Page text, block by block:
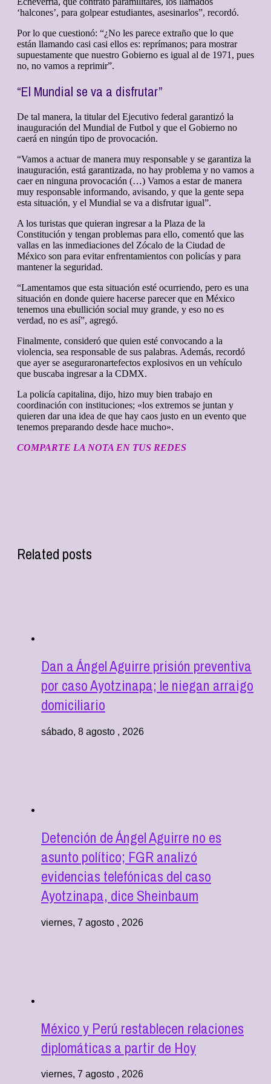
‘halcones’, para golpear estudiantes, asesinarlos”, recordó.
Por lo que cuestionó: “¿No les parece extraño que lo que
están llamando casi casi ellos es: reprímanos; para mostrar
supuestamente que nuestro Gobierno es igual al de 1971, pues
no, no vamos a reprimir”.
“El Mundial se va a disfrutar”
De tal manera, la titular del Ejecutivo federal garantizó la
inauguración del Mundial de Futbol y que el Gobierno no
caerá en ningún tipo de provocación.
“Vamos a actuar de manera muy responsable y se garantiza la
inauguración, está garantizada, no hay problema y no vamos a
caer en ninguna provocación (…) Vamos a estar de manera
muy responsable informando, avisando, y que la gente sepa
esta situación, y el Mundial se va a disfrutar igual”.
A los turistas que quieran ingresar a la Plaza de la
Constitución y tengan problemas para ello, comentó que las
vallas en las inmediaciones del Zócalo de la Ciudad de
México son para evitar enfrentamientos con policías y para
mantener la seguridad.
“Lamentamos que esta situación esté ocurriendo, pero es una
situación en donde quiere hacerse parecer que en México
tenemos una ebullición social muy grande, y eso no es
verdad, no es así”, agregó.
Finalmente, consideró que quien esté convocando a la
violencia, sea responsable de sus palabras. Además, recordó
que ayer se aseguraronartefectos explosivos en un vehículo
que buscaba ingresar a la CDMX.
La policía capitalina, dijo, hizo muy bien trabajo en
coordinación con instituciones; «los extremos se juntan y
quieren dar una idea de que hay caos justo en un evento que
tenemos preparando desde hace mucho».
COMPARTE LA NOTA EN TUS REDES
Related posts
Dan a Ángel Aguirre prisión preventiva
por caso Ayotzinapa; le niegan arraigo
domiciliario
sábado, 8 agosto , 2026
Detención de Ángel Aguirre no es
asunto político; FGR analizó
evidencias telefónicas del caso
Ayotzinapa, dice Sheinbaum
viernes, 7 agosto , 2026
México y Perú restablecen relaciones
diplomáticas a partir de Hoy
viernes, 7 agosto , 2026